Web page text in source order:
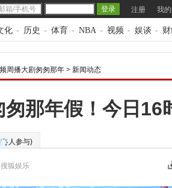
注册 我
化 - 历史 - 体育 - NBA - 视频 - 娱谈 -
周播大剧匆匆那年 > 新闻动态
匆那年假！今日16
人参与)
搜狐娱乐